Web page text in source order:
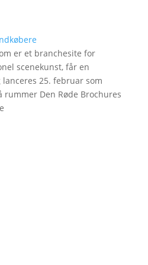
er et branchesite for
scenekunst, får en
25. februar som
rummer Den Røde Brochures